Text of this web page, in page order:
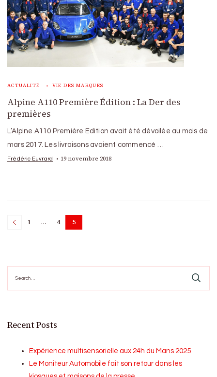
ACTUALITÉ VIE DES MARQUES
Alpine A110 Première Édition : La Der des
premières
L’Alpine A110 Première Edition avait été dévoilée au mois de
mars 2017. Les livraisons avaient commencé …
Frédéric Euvrard 19 novembre 2018
Posts
Page
1 … Page
4 Page
5
for:
Recent Posts
Expérience multisensorielle aux 24h du Mans 2025
Le Moniteur Automobile fait son retour dans les